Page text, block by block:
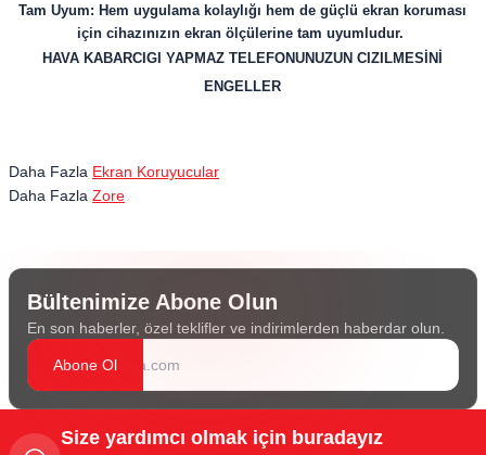
Tam Uyum: Hem uygulama kolaylığı hem de güçlü ekran koruması
için cihazınızın ekran ölçülerine tam uyumludur.
HAVA KABARCIGI YAPMAZ TELEFONUNUZUN CIZILMESİNİ
ENGELLER
Daha Fazla Ekran Koruyucular
Daha Fazla Zore
Bültenimize Abone Olun
En son haberler, özel teklifler ve indirimlerden haberdar olun.
Abone Ol
Size yardımcı olmak için buradayız